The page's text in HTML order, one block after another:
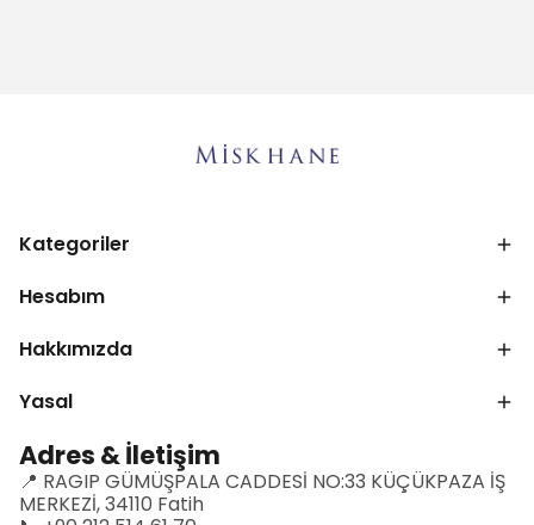
Kategoriler
Hesabım
Hakkımızda
Yasal
Adres & İletişim
📍 RAGIP GÜMÜŞPALA CADDESİ NO:33 KÜÇÜKPAZA İŞ
MERKEZİ, 34110 Fatih